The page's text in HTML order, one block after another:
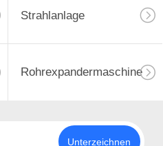
Strahlanlage
Rohrexpandermaschine
Unterzeichnen